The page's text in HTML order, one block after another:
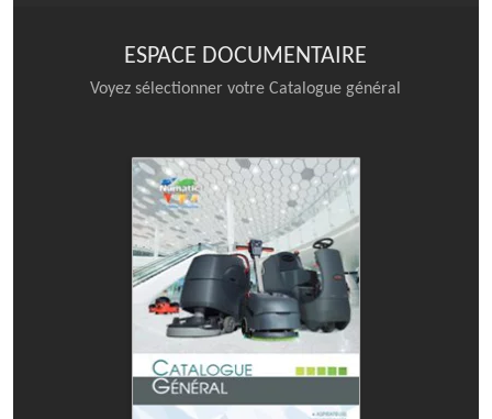
ESPACE DOCUMENTAIRE
Voyez sélectionner votre Catalogue général